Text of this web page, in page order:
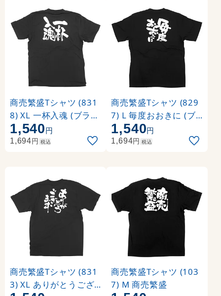
商売繁盛Tシャツ (831
8) XL 一杯入魂 (ブラッ
ク)
1,540円
1,694円 税込
商売繁盛Tシャツ (829
7) L 毎度おおきに (ブ
ラック)
1,540円
1,694円 税込
商売繁盛Tシャツ (831
3) XL ありがとうござ
商売繁盛Tシャツ (103
7) M 商売繁盛